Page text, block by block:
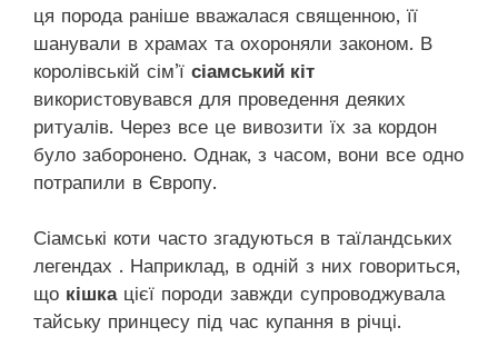
ця порода раніше вважалася священною, її
шанували в храмах та охороняли законом. В
королівській сім’ї сіамський кіт
використовувався для проведення деяких
ритуалів. Через все це вивозити їх за кордон
було заборонено. Однак, з часом, вони все одно
потрапили в Європу.
Сіамські коти часто згадуються в таїландських
легендах . Наприклад, в одній з них говориться,
що кішкацієї породи завжди супроводжувала
тайську принцесу під час купання в річці.